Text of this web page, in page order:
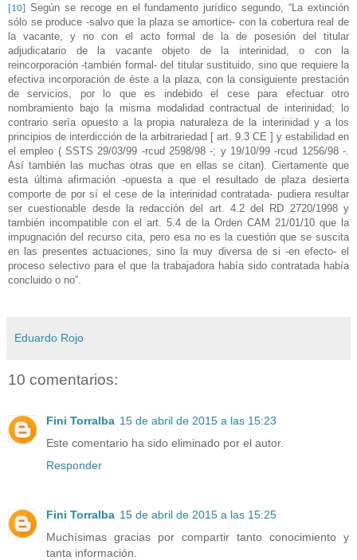
[10]
Según se recoge en el fundamento jurídico segundo, “La extinción
sólo se produce -salvo que la plaza se amortice- con la cobertura real de
la vacante, y no con el acto formal de la de posesión del titular
adjudicatario de la vacante objeto de la interinidad, o con la
reincorporación -también formal- del titular sustituido, sino que requiere la
efectiva incorporación de éste a la plaza, con la consiguiente prestación
de servicios, por lo que es indebido el cese para efectuar otro
nombramiento bajo la misma modalidad contractual de interinidad; lo
contrario sería opuesto a la propia naturaleza de la interinidad y a los
principios de interdicción de la arbitrariedad [ art. 9.3 CE ] y estabilidad en
el empleo ( SSTS 29/03/99 -rcud 2598/98 -; y 19/10/99 -rcud 1256/98 -.
Así también las muchas otras que en ellas se citan). Ciertamente que
esta última afirmación -opuesta a que el resultado de plaza desierta
comporte de por sí el cese de la interinidad contratada- pudiera resultar
ser cuestionable desde la redacción del art. 4.2 del RD 2720/1998 y
también incompatible con el art. 5.4 de la Orden CAM 21/01/10 que la
impugnación del recurso cita, pero esa no es la cuestión que se suscita
en las presentes actuaciones, sino la muy diversa de si -en efecto- el
proceso selectivo para el que la trabajadora había sido contratada había
concluido o no”.
Eduardo Rojo
10 comentarios:
Fini Torralba 15 de abril de 2015 a las 15:23
Este comentario ha sido eliminado por el autor.
Responder
Fini Torralba 15 de abril de 2015 a las 15:25
Muchísimas gracias por compartir tanto conocimiento y
tanta información.